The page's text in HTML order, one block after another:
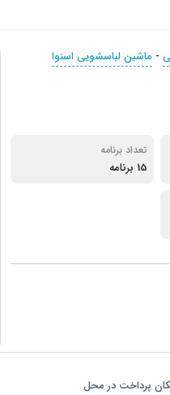
- ماشین لباسشویی اسنوا
تعداد برنامه
15 برنامه
پرداخت در محل